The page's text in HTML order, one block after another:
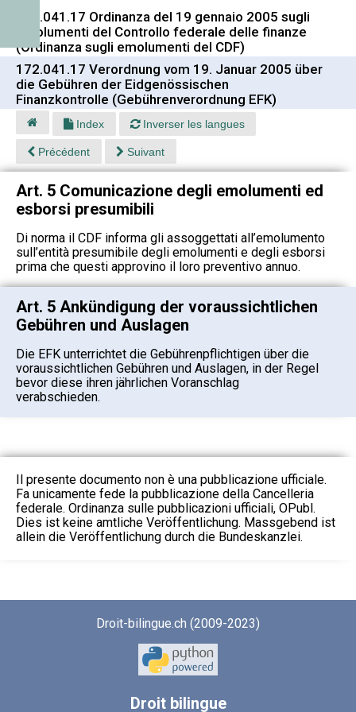
172.041.17 Ordinanza del 19 gennaio 2005 sugli
emolumenti del Controllo federale delle finanze
(Ordinanza sugli emolumenti del CDF)
172.041.17 Verordnung vom 19. Januar 2005 über
die Gebühren der Eidgenössischen
Finanzkontrolle (Gebührenverordnung EFK)
Index Inverser les langues
Précédent Suivant
Art. 5 Comunicazione degli emolumenti ed
esborsi presumibili
Di norma il CDF informa gli assoggettati all’emolumento
sull’entità presumibile degli emolumenti e degli esborsi
prima che questi approvino il loro preventivo annuo.
Art. 5 Ankündigung der voraussichtlichen
Gebühren und Auslagen
Die EFK unterrichtet die Gebührenpflichtigen über die
voraussichtlichen Gebühren und Auslagen, in der Regel
bevor diese ihren jährlichen Voranschlag
verabschieden.
Il presente documento non è una pubblicazione ufficiale.
Fa unicamente fede la pubblicazione della Cancelleria
federale. Ordinanza sulle pubblicazioni ufficiali, OPubl.
Dies ist keine amtliche Veröffentlichung. Massgebend ist
allein die Veröffentlichung durch die Bundeskanzlei.
Droit-bilingue.ch (2009-2023)
Droitbilingue